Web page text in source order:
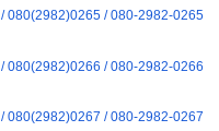
080(2982)0265 / 080-2982-0265
080(2982)0266 / 080-2982-0266
080(2982)0267 / 080-2982-0267